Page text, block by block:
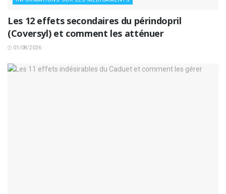
Les 12 effets secondaires du périndopril
(Coversyl) et comment les atténuer
01/08/2026